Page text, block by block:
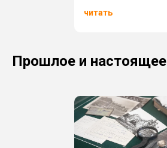
читать
Прошлое и настоящее